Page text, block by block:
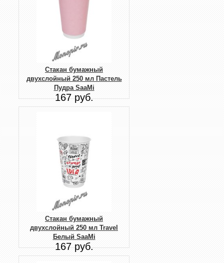
Стакан бумажный
двухслойный 250 мл Пастель
Пудра SaaMi
167 руб.
Стакан бумажный
двухслойный 250 мл Travel
Белый SaaMi
167 руб.